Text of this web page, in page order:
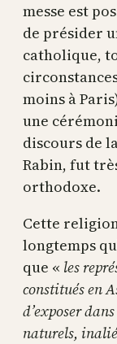
messe est
de présider
catholique,
moins à
une
discours de
Rabin, fut
orthodoxe.
Cette
longtemps
que « les
constitués en
d’exposer
naturels,